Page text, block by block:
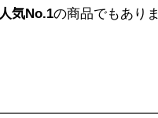
人気No.1の商品でもありま